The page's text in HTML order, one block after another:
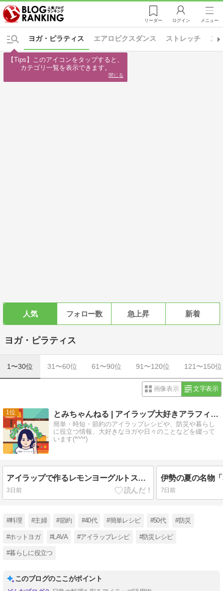
リーダー ログイン メニュー
エアロビクスダンス ストレッチ ス
ヨガ・ピラティス
人気 フォロー数 急上昇 新着
ヨガ・ピラティス
1〜30位 31〜60位 61〜90位 91〜120位 121〜150位
画像表示 文字表示
1 とみちゃんねる | アイラップ大好きアラフィフ主婦
簡単・時短・節約のアイラップレシピや、防災や暮らし
に役立つ情報、大好きなヨガや日々のことなどを綴って
います(*^^*)
アイラップで作るレモンヨーグルトスイーツ｜食べられるひまわりがかわいい簡単レシピ（64）
3日前 7日前
#料理 #主婦 #節約 #40代 #簡単レシピ #50代 #防災
#ホットヨガ #LAVA #アイラップレシピ #防災レシピ
#暮らしに役立つ
このブログのここがポイント
【Tips】このアイコンをタップすると、
カテゴリ一覧を表示できます。
閉じる